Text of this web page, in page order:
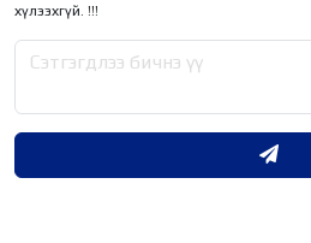
хүлээхгүй. !!!